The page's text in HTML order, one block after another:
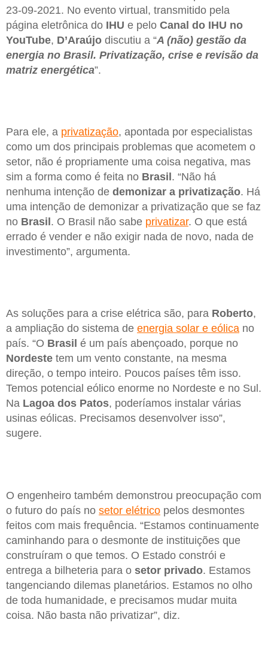
23-09-2021. No evento virtual, transmitido pela
página eletrônica do IHU e pelo Canal do IHU no
YouTube, D’Araújo discutiu a “A (não) gestão da
energia no Brasil. Privatização, crise e revisão da
matriz energética”.
Para ele, a privatização, apontada por especialistas
como um dos principais problemas que acometem o
setor, não é propriamente uma coisa negativa, mas
sim a forma como é feita no Brasil . “Não há
nenhuma intenção de demonizar a privatização. Há
uma intenção de demonizar a privatização que se faz
no Brasil . O Brasil não sabe privatizar. O que está
errado é vender e não exigir nada de novo, nada de
investimento”, argumenta.
As soluções para a crise elétrica são, para Roberto,
a ampliação do sistema de energia solar e eólica no
país. “O Brasil é um país abençoado, porque no
Nordeste tem um vento constante, na mesma
direção, o tempo inteiro. Poucos países têm isso.
Temos potencial eólico enorme no Nordeste e no Sul.
Na Lagoa dos Patos, poderíamos instalar várias
usinas eólicas. Precisamos desenvolver isso”,
sugere.
O engenheiro também demonstrou preocupação com
o futuro do país no setor elétrico pelos desmontes
feitos com mais frequência. “Estamos continuamente
caminhando para o desmonte de instituições que
construíram o que temos. O Estado constrói e
entrega a bilheteria para o setor privado. Estamos
tangenciando dilemas planetários. Estamos no olho
de toda humanidade, e precisamos mudar muita
coisa. Não basta não privatizar”, diz.